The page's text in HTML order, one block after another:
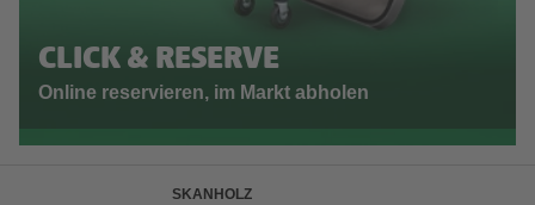
CLICK & RESERVE
Online reservieren, im Markt abholen
SKANHOLZ